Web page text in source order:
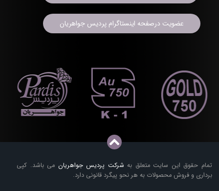
تمام حقوق این سایت متعلق به شرکت پردیس جواهریان می باشد. کپی
برداری و فروش محصولات به هر نحو پیگرد قانونی دارد.
عضویت درصفحه اینستاگرام پردیس جواهریان